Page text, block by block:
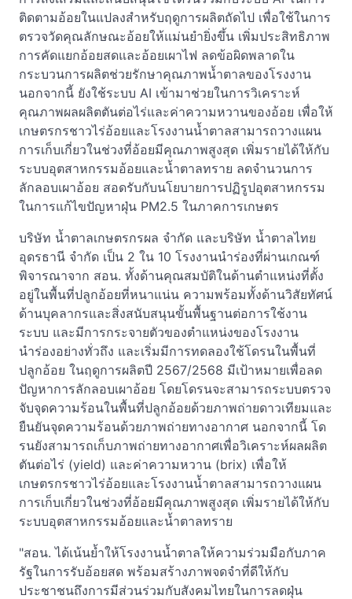
ติดตามอ้อยในแปลงสำหรับฤดูการผลิตถัดไป เพื่อใช้ในการ
ตรวจวัดคุณลักษณะอ้อยให้แม่นยำยิ่งขึ้น เพิ่มประสิทธิภาพ
การคัดแยกอ้อยสดและอ้อยเผาไฟ ลดข้อผิดพลาดใน
กระบวนการผลิตช่วยรักษาคุณภาพน้ำตาลของโรงงาน
นอกจากนี้ ยังใช้ระบบ AI เข้ามาช่วยในการวิเคราะห์
คุณภาพผลผลิตตันต่อไร่และค่าความหวานของอ้อย เพื่อให้
เกษตรกรชาวไร่อ้อยและโรงงานน้ำตาลสามารถวางแผน
การเก็บเกี่ยวในช่วงที่อ้อยมีคุณภาพสูงสุด เพิ่มรายได้ให้กับ
ระบบอุตสาหกรรมอ้อยและน้ำตาลทราย ลดจำนวนการ
ลักลอบเผาอ้อย สอดรับกับนโยบายการปฏิรูปอุตสาหกรรม
ในการแก้ไขปัญหาฝุ่น PM2.5 ในภาคการเกษตร
บริษัท น้ำตาลเกษตรกรผล จำกัด และบริษัท น้ำตาลไทย
อุดรธานี จำกัด เป็น 2 ใน 10 โรงงานนำร่องที่ผ่านเกณฑ์
พิจารณาจาก สอน. ทั้งด้านคุณสมบัติในด้านตำแหน่งที่ตั้ง
อยู่ในพื้นที่ปลูกอ้อยที่หนาแน่น ความพร้อมทั้งด้านวิสัยทัศน์
ด้านบุคลากรและสิ่งสนับสนุนขั้นพื้นฐานต่อการใช้งาน
ระบบ และมีการกระจายตัวของตำแหน่งของโรงงาน
นำร่องอย่างทั่วถึง และเริ่มมีการทดลองใช้โดรนในพื้นที่
ปลูกอ้อย ในฤดูการผลิตปี 2567/2568 มีเป้าหมายเพื่อลด
ปัญหาการลักลอบเผาอ้อย โดยโดรนจะสามารถระบบตรวจ
จับจุดความร้อนในพื้นที่ปลูกอ้อยด้วยภาพถ่ายดาวเทียมและ
ยืนยันจุดความร้อนด้วยภาพถ่ายทางอากาศ นอกจากนี้ โด
รนยังสามารถเก็บภาพถ่ายทางอากาศเพื่อวิเคราะห์ผลผลิต
ตันต่อไร่ (yield) และค่าความหวาน (brix) เพื่อให้
เกษตรกรชาวไร่อ้อยและโรงงานน้ำตาลสามารถวางแผน
การเก็บเกี่ยวในช่วงที่อ้อยมีคุณภาพสูงสุด เพิ่มรายได้ให้กับ
ระบบอุตสาหกรรมอ้อยและน้ำตาลทราย
"สอน. ได้เน้นย้ำให้โรงงานน้ำตาลให้ความร่วมมือกับภาค
รัฐในการรับอ้อยสด พร้อมสร้างภาพจดจำที่ดีให้กับ
ประชาชนถึงการมีส่วนร่วมกับสังคมไทยในการลดฝุ่น